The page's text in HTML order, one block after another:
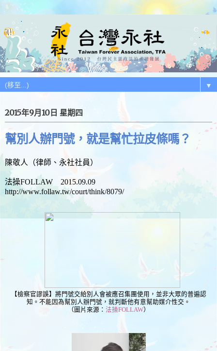
▼
2015年9月10日 星期四
幫別人辦門號，就是幫忙拉皮條嗎？
陳敬人（律師、永社社員）
法操FOLLAW 2015.09.09
http://www.follaw.tw/court/think/8079/
【檢察官謬誤】將門號交給別人會被應召集團使用，並非大眾的普遍認
知。不能因為幫別人辦門號，就判斷他有意幫助媒介性交。
（圖片來源： 法操FOLLAW）